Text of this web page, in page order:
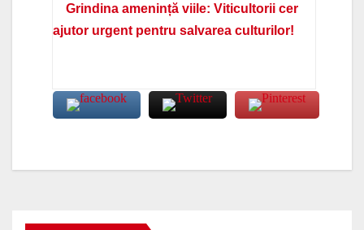
Grindina amenință viile: Viticultorii cer
ajutor urgent pentru salvarea culturilor!